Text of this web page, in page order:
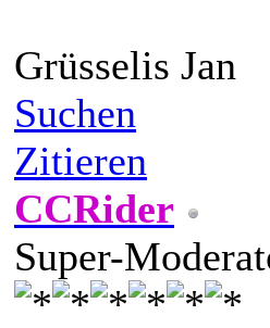
Grüsselis Jan
Suchen
Zitieren
CCRider
Super-